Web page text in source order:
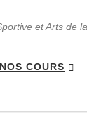
et Arts de
NOS COURS